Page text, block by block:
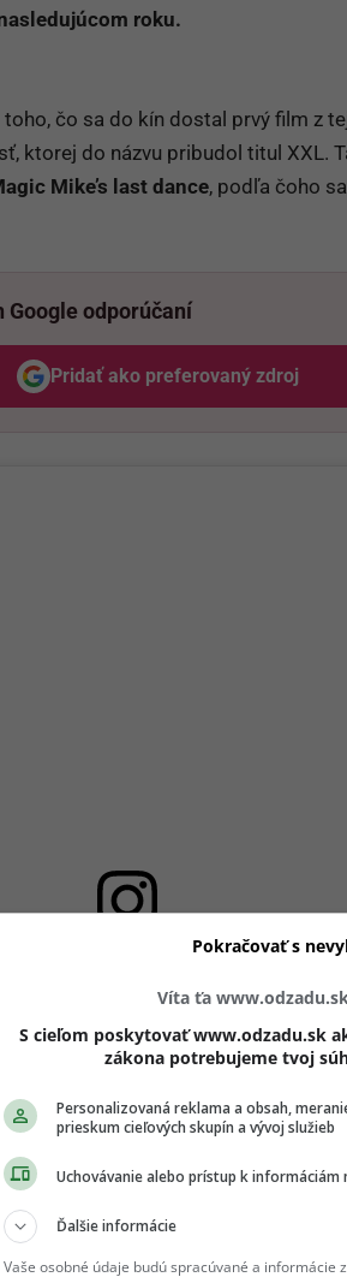
roku.
čo sa do kín dostal prvý film z
ktorej do názvu pribudol titul XXL.
Mike’s last dance, podľa čoho
Google odporúčaní
Pridať ako preferovaný zdroj
Odzadu, odkaz sa
Víta ťa
S cieľom poskytovať www.odzadu.sk
zákona potrebujeme tvoj
Personalizovaná reklama a obsah,
prieskum cieľových skupín a vývoj služieb
Uchovávanie alebo prístup k informáciám
Ďalšie informácie
Vaše osobné údaje budú spracúvané a informácie
Pokračovať s